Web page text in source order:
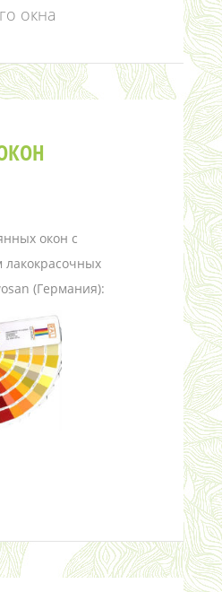
окна
окон с
лакокрасочных
(Германия):